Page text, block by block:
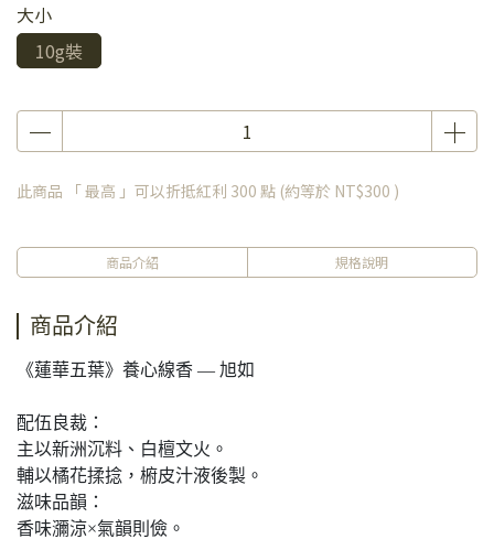
大小
10g裝
此商品 「 最高 」可以折抵紅利 300 點 (約等於 NT$300 )
商品介紹 規格說明
商品介紹
《蓮華五葉》養心線香 — 旭如
配伍良裁：
主以新洲沉料、白檀文火。
輔以橘花揉捻，椨皮汁液後製。
滋味品韻：
香味瀰涼×氣韻則儉。